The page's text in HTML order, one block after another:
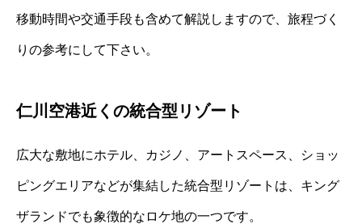
移動時間や交通手段も含めて解説しますので、旅程づく
りの参考にして下さい。
仁川空港近くの統合型リゾート
広大な敷地にホテル、カジノ、アートスペース、ショッ
ピングエリアなどが集結した統合型リゾートは、キング
ザランドでも象徴的なロケ地の一つです。